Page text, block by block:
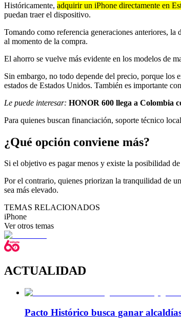
Históricamente, adquirir un iPhone directamente en
puedan traer el dispositivo.
Tomando como referencia generaciones anteriores,
al momento de la compra.
El ahorro se vuelve más evidente en los modelos de
Sin embargo, no todo depende del precio, porque los
estados de Estados Unidos. También es importante
Le puede interesar: HONOR 600 llega a Colombia
Para quienes buscan financiación, soporte técnico
¿Qué opción conviene más?
Si el objetivo es pagar menos y existe la posibilidad
Por el contrario, quienes priorizan la tranquilidad de
sea más elevado.
TEMAS RELACIONADOS
iPhone
Ver otros temas
ACTUALIDAD
Pacto Histórico busca ganar